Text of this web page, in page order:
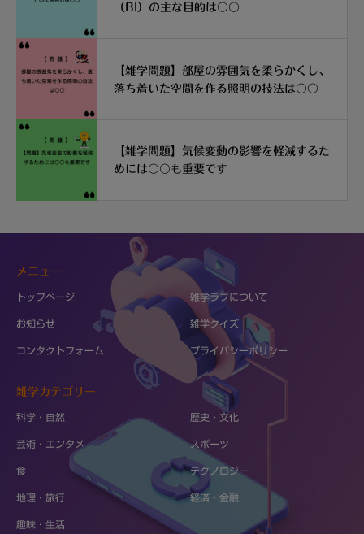
（BI）の主な目的は〇〇
【雑学問題】部屋の雰囲気を柔らかくし、
落ち着いた空間を作る照明の技法は〇〇
【雑学問題】気候変動の影響を軽減するた
めには〇〇も重要です
メニュー
トップページ 雑学ラブについて
お知らせ 雑学クイズ
コンタクトフォーム プライバシーポリシー
雑学カテゴリー
科学・自然 歴史・文化
芸術・エンタメ スポーツ
食 テクノロジー
地理・旅行 経済・金融
趣味・生活